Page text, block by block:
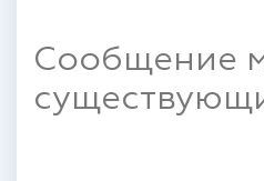
Сообщение